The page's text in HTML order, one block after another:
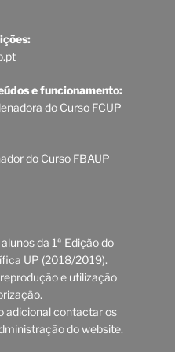
e funcionamento:
do Curso FCUP
do Curso FBAUP
da 1ª Edição do
UP (2018/2019).
e utilização
adicional contactar os
do website.